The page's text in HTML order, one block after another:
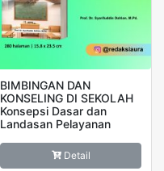
BIMBINGAN DAN
KONSELING DI SEKOLAH
Konsepsi Dasar dan
Landasan Pelayanan
Detail